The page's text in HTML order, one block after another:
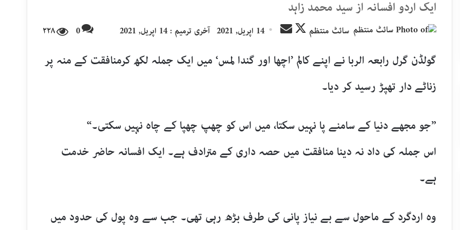
ایک اردو افسانہ از سید محمد زاہد
سائٹ منتظم
Follow
Send14 اپریل, 2021 آخری ترمیم : 14 اپریل, 2021 0 ۲۲۸
گولڈن گرل رابعہ الربا نے اپنے کالم ’اچھا اور گندا لمس‘ میں ایک جملہ لکھ کرمنافقت کے منہ پر
زناٹے دار تھپڑ رسید کر دیا۔
”جو مجھے دنیا کے سامنے پا نہیں سکتا، میں اس کو چھپ چھپا کے چاہ نہیں سکتی۔“
اس جملہ کی داد نہ دینا منافقت میں حصہ داری کے مترادف ہے۔ ایک افسانہ حاضر خدمت
ہے۔
وہ اردگرد کے ماحول سے بے نیاز پانی کی طرف بڑھ رہی تھی۔ جب سے وہ پول کی حدود میں